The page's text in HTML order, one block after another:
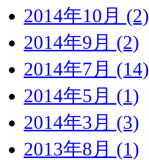
2014年10月 (2)
2014年9月 (2)
2014年7月 (14)
2014年5月 (1)
2014年3月 (3)
2013年8月 (1)